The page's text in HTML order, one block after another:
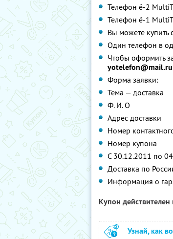
Телефон ё-2
Телефон ё-1
Вы можете купить
Один телефон в
Чтобы оформить
yotelefon@mail.ru
Форма заявки:
Тема — доставка
Ф. И. О
Адрес доставки
Номер
Номер купона
С 30.12.2011 по
Доставка по
Информация о
Купон
Узнай, как